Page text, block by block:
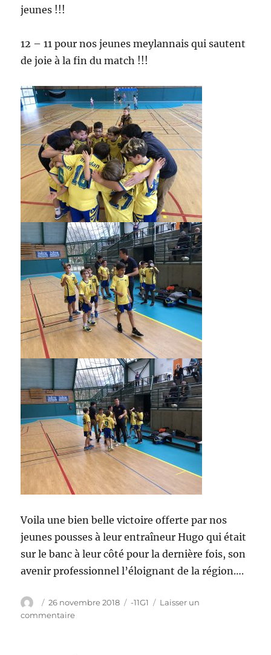
jeunes !!!
12 – 11 pour nos jeunes meylannais qui sautent
de joie à la fin du match !!!
Voila une bien belle victoire offerte par nos
jeunes pousses à leur entraîneur Hugo qui était
sur le banc à leur côté pour la dernière fois, son
avenir professionnel l’éloignant de la région….
Auteur
Publié
le
26 novembre 2018 Catégories
-11G1
Laisser un
commentairesur